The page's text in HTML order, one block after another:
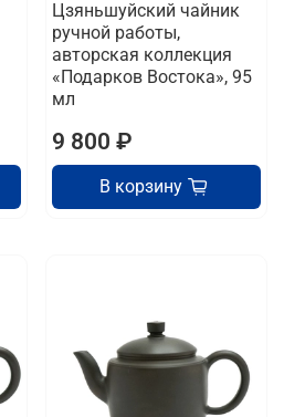
Цзяньшуйский чайник
ручной работы,
авторская коллекция
«Подарков Востока», 95
мл
9 800 ₽
В корзину